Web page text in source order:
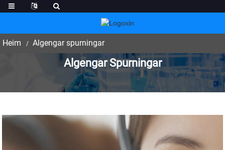
Heim Algengar spurningar
Algengar Spurningar